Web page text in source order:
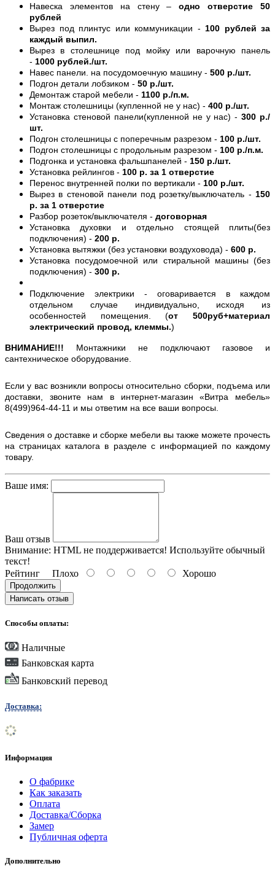
Навеска элементов на стену –одно отверстие 50
рублей
Вырез под плинтус или коммуникации - 100 рублей за
каждый выпил.
Вырез в столешнице под мойку или варочную панель
- 1000 рублей./шт.
Навес панели. на посудомоечную машину - 500 р./шт.
Подгон детали лобзиком - 50 р./шт.
Демонтаж старой мебели - 1100 р./п.м.
Монтаж столешницы (купленной не у нас) - 400 р./шт.
Установка стеновой панели(купленной не у нас) -300 р./
шт.
Подгон столешницы с поперечным разрезом - 100 р./шт.
Подгон столешницы с продольным разрезом - 100 р./п.м.
Подгонка и установка фальшпанелей - 150 р./шт.
Установка рейлингов - 100 р. за 1 отверстие
Перенос внутренней полки по вертикали - 100 р./шт.
Вырез в стеновой панели под розетку/выключатель - 150
р. за 1 отверстие
Разбор розеток/выключателя - договорная
Установка духовки и отдельно стоящей плиты(без
подключения) - 200 р.
Установка вытяжки (без установки воздуховода) - 600 р.
Установка посудомоечной или стиральной машины (без
подключения) - 300 р.
Подключение электрики - оговаривается в каждом
отдельном случае индивидуально, исходя из
особенностей помещения. (от 500руб+материал
электрический провод, клеммы.)
ВНИМАНИЕ!!! Монтажники не подключают газовое и
сантехническое оборудование.
Если у вас возникли вопросы относительно сборки, подъема или
доставки, звоните нам в интернет-магазин «Витра мебель»
8(499)964-44-11 и мы ответим на все ваши вопросы.
Сведения о доставке и сборке мебели вы также можете прочесть
на страницах каталога в разделе с информацией по каждому
товару.
Ваше имя:
Ваш отзыв
Внимание: HTML не поддерживается! Используйте обычный
текст!
Рейтинг Плохо Хорошо
Продолжить
Написать отзыв
Способы оплаты:
Наличные
Банковская карта
Банковский перевод
Доставка:
Информация
О фабрике
Как заказать
Оплата
Доставка/Сборка
Замер
Публичная оферта
Дополнительно